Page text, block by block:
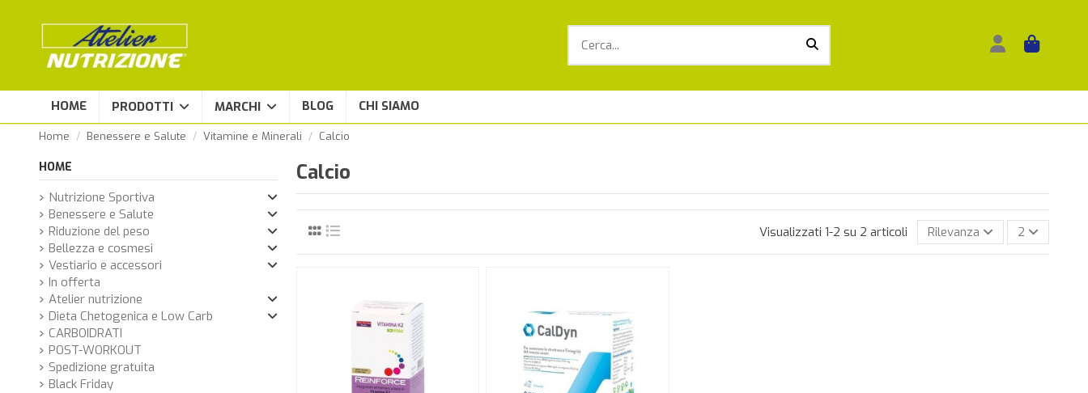
HOME PRODOTTI MARCHI BLOG CHI SIAMO
Home Benessere e Salute Vitamine e Minerali Calcio
Calcio
Visualizzati 1-2 su 2 articoli Rilevanza 2
HOME
Nutrizione Sportiva
Benessere e Salute
Riduzione del peso
Bellezza e cosmesi
Vestiario e accessori
In offerta
Atelier nutrizione
Dieta Chetogenica e Low Carb
CARBOIDRATI
POST-WORKOUT
Spedizione gratuita
Black Friday